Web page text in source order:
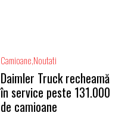
Camioane Noutati
Daimler Truck recheamă
în service peste 131.000
de camioane